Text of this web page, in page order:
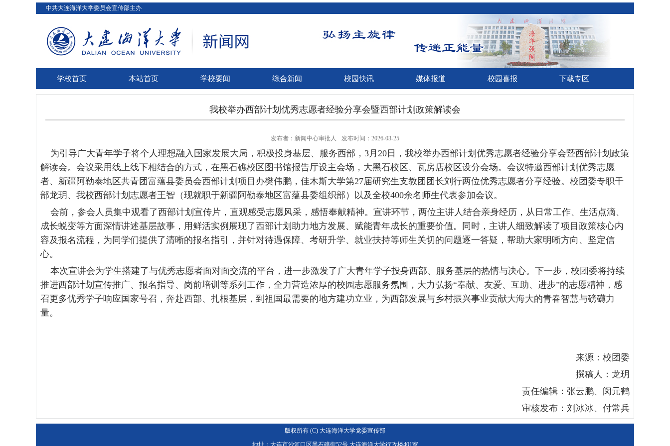
中共大连海洋大学委员会宣传部主办
学校首页 本站首页 学校要闻 综合新闻 校园快讯 媒体报道 校园喜报 下载专区
我校举办西部计划优秀志愿者经验分享会暨西部计划政策解读会
发布者：新闻中心审批人 发布时间：2026-03-25
为引导广大青年学子将个人理想融入国家发展大局，积极投身基层、服务西部， 3月 20 日，我校举办西部计划优秀志愿者经验分享会暨西部计划政策
解读会。会议采用线上线下相结合的方式，在黑石礁校区图书馆报告厅设主会场，大黑石校区、瓦房店校区设分会场。会议特邀西部计划优秀志愿
者、新疆阿勒泰地区共青团富蕴县委员会西部计划项目办樊伟鹏，佳木斯大学第27届研究生支教团团长刘行两位优秀志愿者分享经验。校团委专职干
部龙玥、我校西部计划志愿者王智（现就职于新疆阿勒泰地区富蕴县委组织部）以及全校400余名师生代表参加会议。
会前，参会人员集中观看了西部计划宣传片，直观感受志愿风采，感悟奉献精神。宣讲环节，两位主讲人结合亲身经历，从日常工作、生活点滴、
成长蜕变等方面深情讲述基层故事，用鲜活实例展现了西部计划助力地方发展、赋能青年成长的重要价值。同时，主讲人细致解读了项目政策核心内
容及报名流程，为同学们提供了清晰的报名指引，并针对待遇保障、考研升学、就业扶持等师生关切的问题逐一答疑，帮助大家明晰方向、坚定信
心。
本次宣讲会为学生搭建了与优秀志愿者面对面交流的平台，进一步激发了广大青年学子投身西部、服务基层的热情与决心。下一步，校团委将持续
推进西部计划宣传推广、报名指导、岗前培训等系列工作，全力营造浓厚的校园志愿服务氛围，大力弘扬“奉献、友爱、互助、进步”的志愿精神，感
召更多优秀学子响应国家号召，奔赴西部、扎根基层，到祖国最需要的地方建功立业，为西部发展与乡村振兴事业贡献大海大的青春智慧与磅礴力
量。
来源：校团委
撰稿人：龙玥
责任编辑：张云鹏、闵元鹤
审核发布：刘冰冰、付常兵
版权所有 (C) 大连海洋大学党委宣传部
地址：大连市沙河口区黑石礁街52号 大连海洋大学行政楼401室